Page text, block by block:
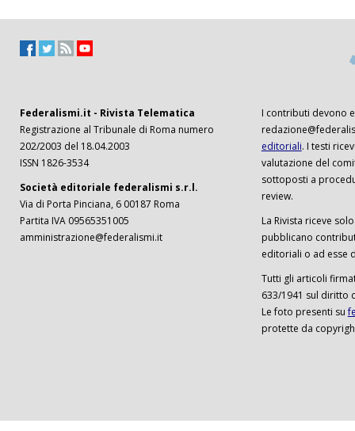
Federalismi.it - Rivista Telematica
Registrazione al Tribunale di Roma numero
202/2003 del 18.04.2003
ISSN 1826-3534
Società editoriale federalismi s.r.l.
Via di Porta Pinciana, 6 00187 Roma
Partita IVA 09565351005
amministrazione@federalismi.it
I contributi devono
editoriali. I testi
valutazione del
sottoposti a
review.
La Rivista riceve
pubblicano
editoriali o ad esse
Tutti gli articoli
633/1941 sul diritto
Le foto presenti su
protette da